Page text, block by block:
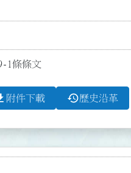
1條條文
附件下載 history歷史沿革